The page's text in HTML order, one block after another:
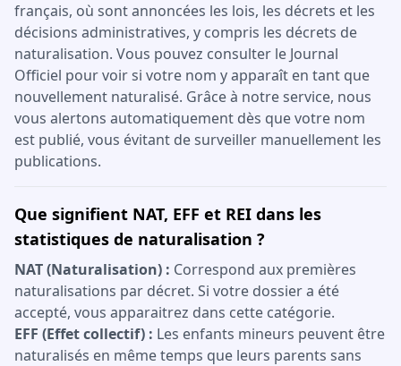
français, où sont annoncées les lois, les décrets et les
décisions administratives, y compris les décrets de
naturalisation. Vous pouvez consulter le Journal
Officiel pour voir si votre nom y apparaît en tant que
nouvellement naturalisé. Grâce à notre service, nous
vous alertons automatiquement dès que votre nom
est publié, vous évitant de surveiller manuellement les
publications.
Que signifient NAT, EFF et REI dans les
statistiques de naturalisation ?
NAT (Naturalisation) : Correspond aux premières
naturalisations par décret. Si votre dossier a été
accepté, vous apparaitrez dans cette catégorie.
EFF (Effet collectif) : Les enfants mineurs peuvent être
naturalisés en même temps que leurs parents sans